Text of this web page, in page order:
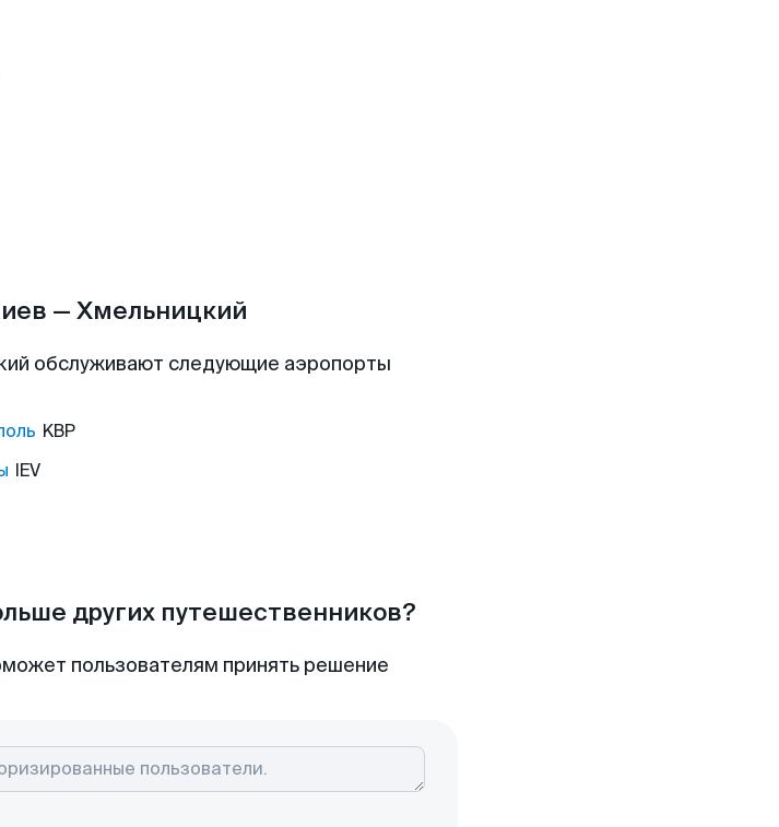
— Хмельницкий
обслуживают следующие аэропорты
KBP
IEV
других путешественников?
пользователям принять решение